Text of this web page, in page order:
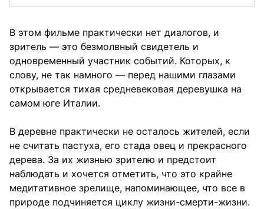
В этом фильме практически нет диалогов, и
зритель — это безмолвный свидетель и
одновременный участник событий. Которых, к
слову, не так намного — перед нашими глазами
открывается тихая средневековая деревушка на
самом юге Италии.
В деревне практически не осталось жителей, если
не считать пастуха, его стада овец и прекрасного
дерева. За их жизнью зрителю и предстоит
наблюдать и хочется отметить, что это крайне
медитативное зрелище, напоминающее, что все в
природе подчиняется циклу жизни-смерти-жизни.